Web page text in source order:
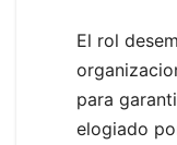
El rol
para
elogiado